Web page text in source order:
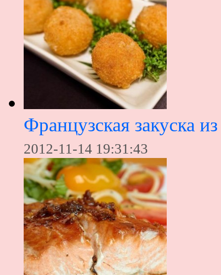
Французская закуска
2012-11-14 19:31:43